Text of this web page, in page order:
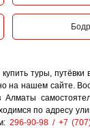
туры,
на нашем сайте.
по адресу
296-90-98 / +7